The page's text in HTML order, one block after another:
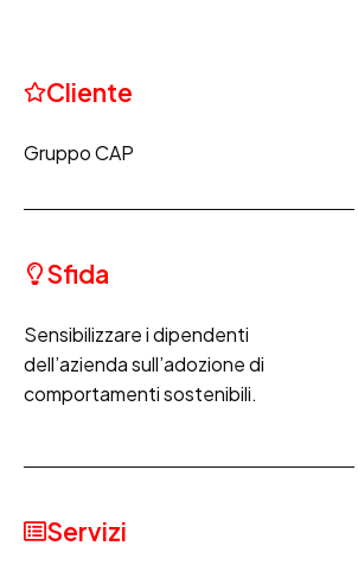
Cliente
Gruppo CAP
Sfida
Sensibilizzare i dipendenti
dell’azienda sull’adozione di
comportamenti sostenibili.
Servizi